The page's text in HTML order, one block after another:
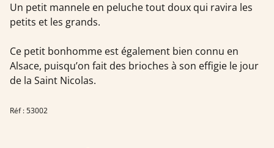
Un petit mannele en peluche tout doux qui ravira les
petits et les grands.
Ce petit bonhomme est également bien connu en
Alsace, puisqu’on fait des brioches à son effigie le jour
de la Saint Nicolas.
Réf : 53002